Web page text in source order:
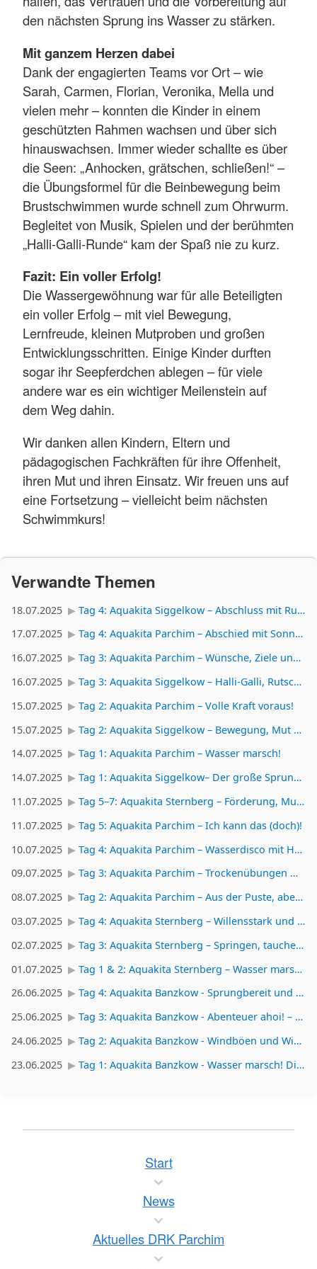
den nächsten Sprung ins Wasser zu stärken.
Mit ganzem Herzen dabei
Dank der engagierten Teams vor Ort – wie
Sarah, Carmen, Florian, Veronika, Mella und
vielen mehr – konnten die Kinder in einem
geschützten Rahmen wachsen und über sich
hinauswachsen. Immer wieder schallte es über
die Seen: „Anhocken, grätschen, schließen!“ –
die Übungsformel für die Beinbewegung beim
Brustschwimmen wurde schnell zum Ohrwurm.
Begleitet von Musik, Spielen und der berühmten
„Halli-Galli-Runde“ kam der Spaß nie zu kurz.
Fazit: Ein voller Erfolg!
Die Wassergewöhnung war für alle Beteiligten
ein voller Erfolg – mit viel Bewegung,
Lernfreude, kleinen Mutproben und großen
Entwicklungsschritten. Einige Kinder durften
sogar ihr Seepferdchen ablegen – für viele
andere war es ein wichtiger Meilenstein auf
dem Weg dahin.
Wir danken allen Kindern, Eltern und
pädagogischen Fachkräften für ihre Offenheit,
ihren Mut und ihren Einsatz. Wir freuen uns auf
eine Fortsetzung – vielleicht beim nächsten
Schwimmkurs!
Verwandte Themen
18.07.2025
Tag 4: Aquakita Siggelkow – Abschluss mit Rutschspaß – Der letzte Wassertag der kleinen Retter
17.07.2025
Tag 4: Aquakita Parchim – Abschied mit Sonnenstrahlen
16.07.2025
Tag 3: Aquakita Parchim – Wünsche, Ziele und ein bisschen Mut
16.07.2025
Tag 3: Aquakita Siggelkow – Halli-Galli, Rutsch-Wunsch und Bronze-Mut
15.07.2025
Tag 2: Aquakita Parchim – Volle Kraft voraus!
15.07.2025
Tag 2: Aquakita Siggelkow – Bewegung, Mut und ganz viel Wasserkraft
14.07.2025
Tag 1: Aquakita Parchim – Wasser marsch!
14.07.2025
Tag 1: Aquakita Siggelkow– Der große Sprung ins Wasserabenteuer
11.07.2025
Tag 5–7: Aquakita Sternberg – Förderung, Musik und ein emotionaler Abschied
11.07.2025
Tag 5: Aquakita Parchim – Ich kann das (doch)!
10.07.2025
Tag 4: Aquakita Parchim – Wasserdisco mit Halli-Galli-Finale
09.07.2025
Tag 3: Aquakita Parchim – Trockenübungen mit Tiefgang
08.07.2025
Tag 2: Aquakita Parchim – Aus der Puste, aber voller Energie
03.07.2025
Tag 4: Aquakita Sternberg – Willensstark und mutig
02.07.2025
Tag 3: Aquakita Sternberg – Springen, tauchen, ausprobieren
01.07.2025
Tag 1 & 2: Aquakita Sternberg – Wasser marsch und Seepferdchen ahoi!
26.06.2025
Tag 4: Aquakita Banzkow - Sprungbereit und mutig – ein Tag voller kleiner Helden!
25.06.2025
Tag 3: Aquakita Banzkow - Abenteuer ahoi! – Wasser-Disco, Schlangenalarm und Surferträume
24.06.2025
Tag 2: Aquakita Banzkow - Windböen und Wissensdurst – Baderegeln als Abenteuer
23.06.2025
Tag 1: Aquakita Banzkow - Wasser marsch! Die Badesaison ist eröffnet!
Start
News
Aktuelles DRK Parchim